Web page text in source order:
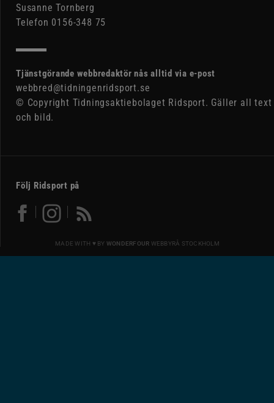
Susanne Tornberg
Telefon 0156-348 75
Tjänstgörande webbredaktör nås alltid via e-post
webbred@tidningenridsport.se
© Copyright Tidningsaktiebolaget Ridsport. Gäller all text
och bild.
Följ Ridsport på
MADE WITH ♥ BY WONDERFOUR WEBBYRÅ STOCKHOLM